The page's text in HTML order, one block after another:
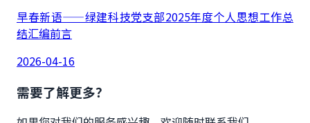
早春新语——绿建科技党支部2025年度个人思想工作总
结汇编前言
2026-04-16
需要了解更多？